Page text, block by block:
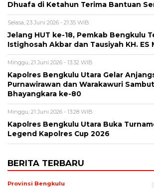
Dhuafa di Ketahun Terima Bantuan
Selasa, 23 Juni 2026 - 21:35 WIB
Jelang HUT ke-18, Pemkab Bengkulu
Istighosah Akbar dan Tausiyah KH. ES
Minggu, 21 Juni 2026 - 13:32 WIB
Kapolres Bengkulu Utara Gelar
Purnawirawan dan Warakawuri
Bhayangkara ke-80
Minggu, 21 Juni 2026 - 13:28 WIB
Kapolres Bengkulu Utara Buka
Legend Kapolres Cup 2026
BERITA TERBARU
Provinsi Bengkulu